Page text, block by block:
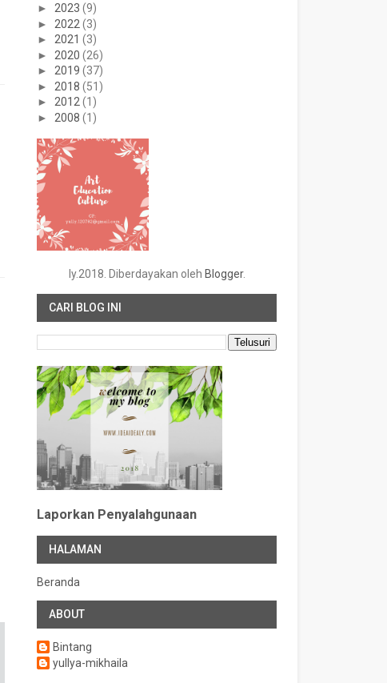
► 2023 (9)
► 2022 (3)
► 2021 (3)
► 2020 (26)
► 2019 (37)
► 2018 (51)
► 2012 (1)
► 2008 (1)
ly.2018. Diberdayakan oleh Blogger.
CARI BLOG INI
Laporkan Penyalahgunaan
HALAMAN
Beranda
ABOUT
Bintang
yullya-mikhaila